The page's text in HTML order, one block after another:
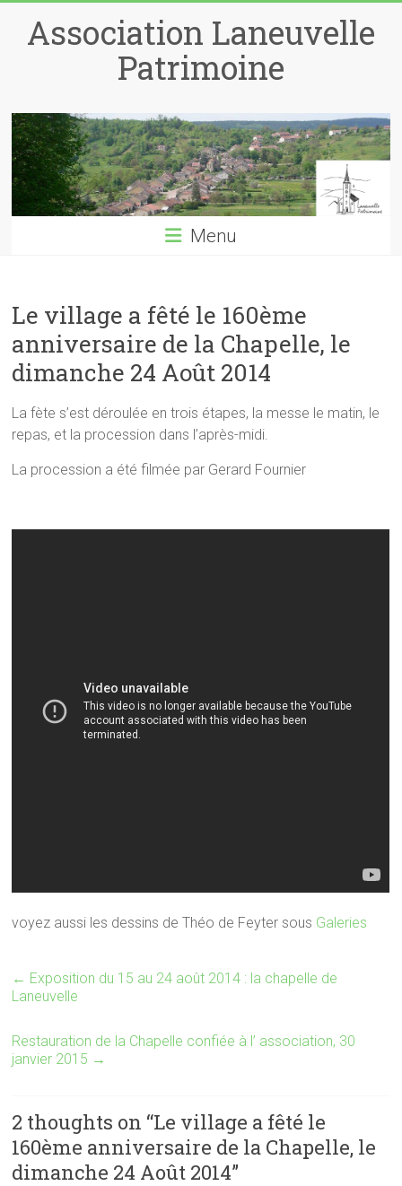
contentAssociation Laneuvelle
Patrimoine
Menu
Le village a fêté le 160ème
anniversaire de la Chapelle, le
dimanche 24 Août 2014
La fète s’est déroulée en trois étapes, la messe le matin, le
repas, et la procession dans l’après-midi.
La procession a été filmée par Gerard Fournier
voyez aussi les dessins de Théo de Feyter sous Galeries
← Exposition du 15 au 24 août 2014 : la chapelle de
Laneuvelle
Restauration de la Chapelle confiée à l’ association, 30
janvier 2015 →
2 thoughts on “Le village a fêté le
160ème anniversaire de la Chapelle, le
dimanche 24 Août 2014”